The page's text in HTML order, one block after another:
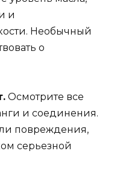
и
Необычный
о
Осмотрите все
и соединения.
повреждения,
серьезной